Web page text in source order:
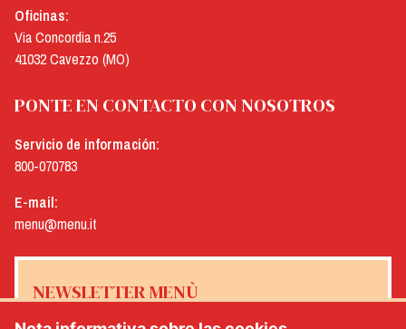
Oficinas:
Via Concordia n.25
41032 Cavezzo (MO)
PONTE EN CONTACTO CON NOSOTROS
Servicio de información:
800-070783
E-mail:
menu@menu.it
NEWSLETTER MENÙ